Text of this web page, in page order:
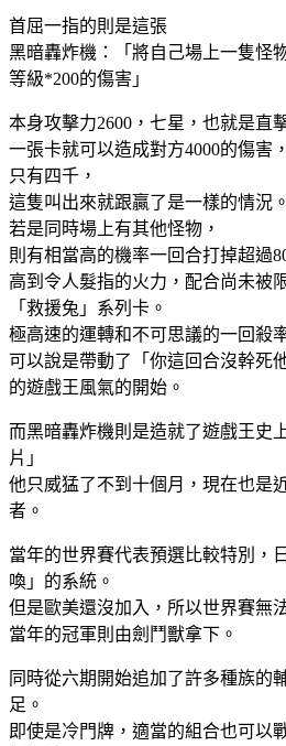
首屈一指的則是這張
黑暗轟炸機：「將自己場上一隻怪
等級*200的傷害」
本身攻擊力2600，七星，也就是直
一張卡就可以造成對方4000的傷害
只有四千，
這隻叫出來就跟贏了是一樣的情況。
若是同時場上有其他怪物，
則有相當高的機率一回合打掉超過
高到令人髮指的火力，配合尚未被
「救援兔」系列卡。
極高速的運轉和不可思議的一回殺
可以說是帶動了「你這回合沒幹死
的遊戲王風氣的開始。
而黑暗轟炸機則是造就了遊戲王史
片」
他只威猛了不到十個月，現在也是
者。
當年的世界賽代表預選比較特別，
喚」的系統。
但是歐美還沒加入，所以世界賽無
當年的冠軍則由劍鬥獸拿下。
同時從六期開始追加了許多種族的
足。
即使是冷門牌，適當的組合也可以